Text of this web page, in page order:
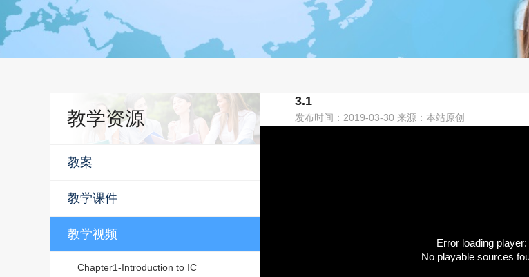
教学资源
教案
教学课件
教学视频
Chapter1-Introduction to IC
3.1
发布时间：2019-03-30 来源：本站原创
Error loading player:
No playable sources